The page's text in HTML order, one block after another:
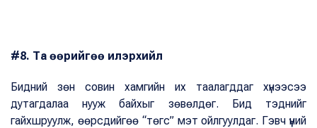
#8. Та өөрийгөө илэрхийл
Бидний зөн совин хамгийн их таалагддаг хүнээсээ
дутагдалаа нууж байхыг зөвөлдөг. Бид тэднийг
гайхшруулж, өөрсдийгөө “төгс” мэт ойлгуулдаг. Гэвч үүний